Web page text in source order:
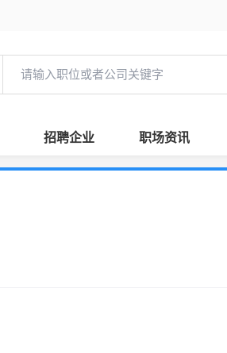
招聘企业 职场资讯